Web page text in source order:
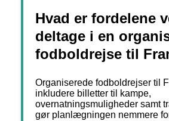
Hvad er fordelene
deltage i en
fodboldrejse til
Organiserede fodboldrejser til
inkludere billetter til kampe,
overnatningsmuligheder samt
gør planlægningen nemmere